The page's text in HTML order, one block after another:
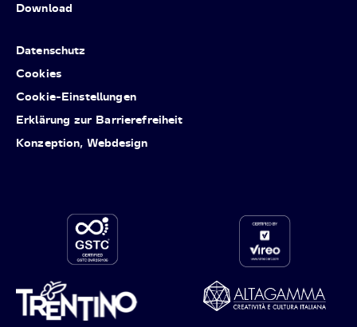
Download
Datenschutz
Cookies
Cookie-Einstellungen
Erklärung zur Barrierefreiheit
Konzeption, Webdesign